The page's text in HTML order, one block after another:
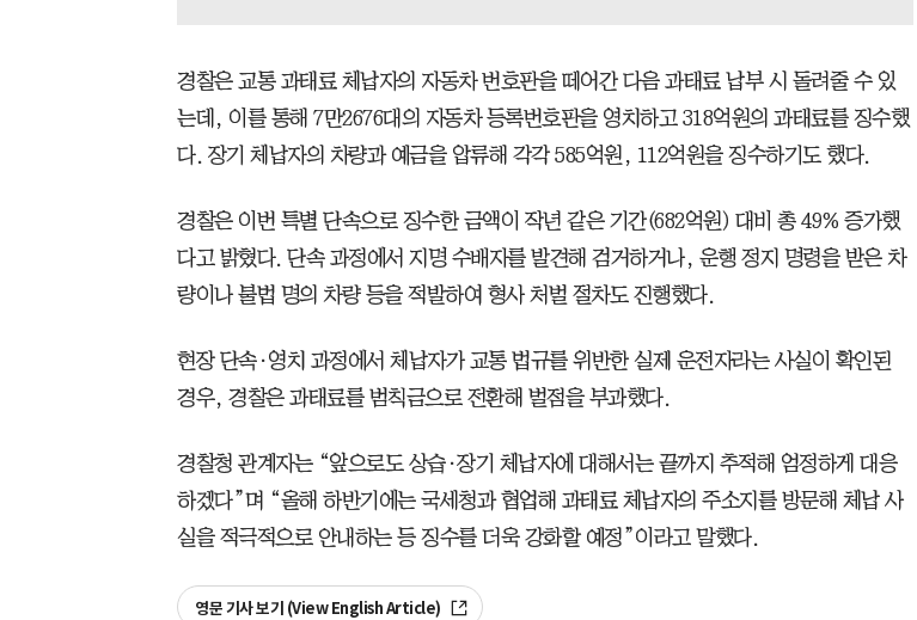
경찰은 교통 과태료 체납자의 자동차 번호판을 떼어간 다음 과태료 납부 시 돌려줄 수 있
는데, 이를 통해 7만2676대의 자동차 등록번호판을 영치하고 318억원의 과태료를 징수했
다. 장기 체납자의 차량과 예금을 압류해 각각 585억원, 112억원을 징수하기도 했다.
경찰은 이번 특별 단속으로 징수한 금액이 작년 같은 기간(682억원) 대비 총 49% 증가했
다고 밝혔다. 단속 과정에서 지명 수배자를 발견해 검거하거나, 운행 정지 명령을 받은 차
량이나 불법 명의 차량 등을 적발하여 형사 처벌 절차도 진행했다.
현장 단속·영치 과정에서 체납자가 교통 법규를 위반한 실제 운전자라는 사실이 확인된
경우, 경찰은 과태료를 범칙금으로 전환해 벌점을 부과했다.
경찰청 관계자는 “앞으로도 상습·장기 체납자에 대해서는 끝까지 추적해 엄정하게 대응
하겠다”며 “올해 하반기에는 국세청과 협업해 과태료 체납자의 주소지를 방문해 체납 사
실을 적극적으로 안내하는 등 징수를 더욱 강화할 예정”이라고 말했다.
영문 기사 보기 (View English Article)